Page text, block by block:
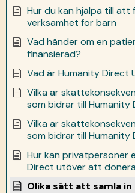
Hur du kan hjälpa till att
verksamhet för barn
Vad händer om en
finansierad?
Vad är Humanity Direct
Vilka är
som bidrar till Humanity
Vilka är
som bidrar till Humanity
Hur kan privatpersoner
Direct utöver att
Olika sätt att samla